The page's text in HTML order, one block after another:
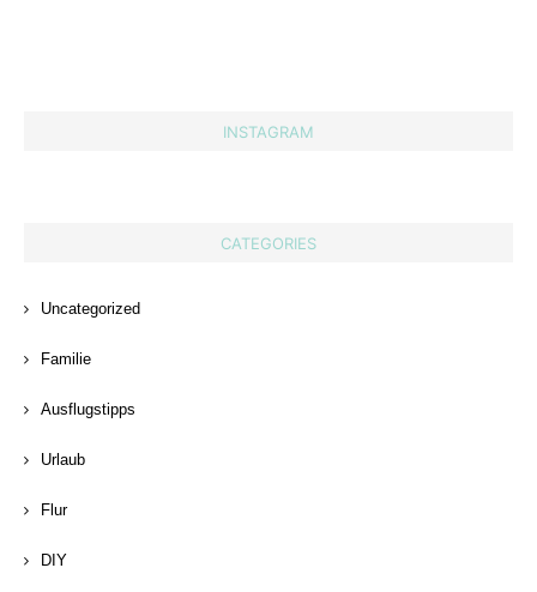
INSTAGRAM
CATEGORIES
Uncategorized
Familie
Ausflugstipps
Urlaub
Flur
DIY